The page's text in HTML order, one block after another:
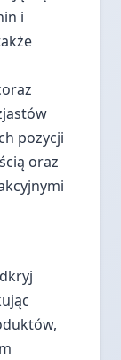
i
pozycji
oraz